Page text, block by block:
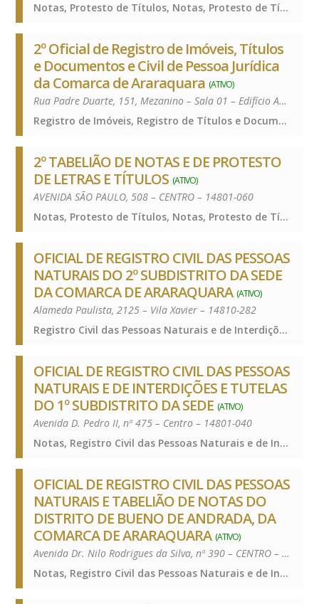
Notas, Protesto de Títulos, Notas, Protesto de Títulos, Notas, Protesto de Títulos
2º Oficial de Registro de Imóveis, Títulos
e Documentos e Civil de Pessoa Jurídica
da Comarca de Araraquara (ATIVO)
Rua Padre Duarte, 151, Mezanino – Sala 01 – Edifício América Centro Empresarial – Jardim Nova América – 14800-360
Registro de Imóveis, Registro de Títulos e Documentos e Civis das Pessoas Jurídicas, Registro de Imóveis, Registro de Títulos e Documentos e Civis das Pessoas Jurídicas, Registro de Imóveis, Registro de Títulos e Documentos e Civis das Pessoas Jurídicas
2º TABELIÃO DE NOTAS E DE PROTESTO
DE LETRAS E TÍTULOS (ATIVO)
AVENIDA SÃO PAULO, 508 – CENTRO – 14801-060
Notas, Protesto de Títulos, Notas, Protesto de Títulos, Notas, Protesto de Títulos
OFICIAL DE REGISTRO CIVIL DAS PESSOAS
NATURAIS DO 2º SUBDISTRITO DA SEDE
DA COMARCA DE ARARAQUARA (ATIVO)
Alameda Paulista, 2125 – Vila Xavier – 14810-282
Registro Civil das Pessoas Naturais e de Interdições e Tutelas, Registro Civil das Pessoas Naturais e de Interdições e Tutelas, Registro Civil das Pessoas Naturais e de Interdições e Tutelas
OFICIAL DE REGISTRO CIVIL DAS PESSOAS
NATURAIS E DE INTERDIÇÕES E TUTELAS
DO 1º SUBDISTRITO DA SEDE (ATIVO)
Avenida D. Pedro II, nº 475 – Centro – 14801-040
Notas, Registro Civil das Pessoas Naturais e de Interdições e Tutelas, Notas, Registro Civil das Pessoas Naturais e de Interdições e Tutelas, Notas, Registro Civil das Pessoas Naturais e de Interdições e Tutelas
OFICIAL DE REGISTRO CIVIL DAS PESSOAS
NATURAIS E TABELIÃO DE NOTAS DO
DISTRITO DE BUENO DE ANDRADA, DA
COMARCA DE ARARAQUARA (ATIVO)
Avenida Dr. Nilo Rodrigues da Silva, nº 390 – CENTRO – 14812-000
Notas, Registro Civil das Pessoas Naturais e de Interdições e Tutelas, Notas, Registro Civil das Pessoas Naturais e de Interdições e Tutelas, Notas, Registro Civil das Pessoas Naturais e de Interdições e Tutelas